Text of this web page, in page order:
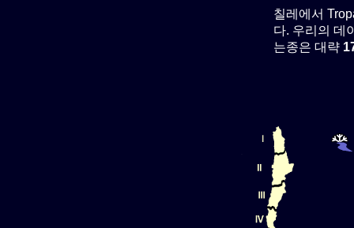
칠레에서
다. 우리의 데
는종은 대략